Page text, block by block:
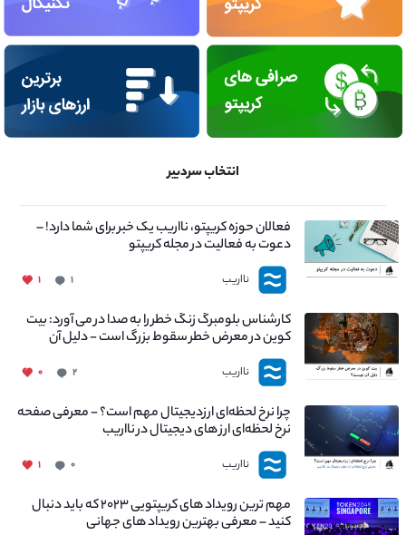
انتخاب سردبیر
فعالان حوزه کریپتو، نااریب یک خبر برای شما دارد! –
دعوت به فعالیت در مجله کریپتو
نااریب ۱ ۱
کارشناس بلومبرگ زنگ خطر را به صدا در می آورد: بیت
کوین در معرض خطر سقوط بزرگ است - دلیل آن
چیست؟
نااریب ۲ ۰
چرا نرخ لحظه‌ای ارزدیجیتال مهم است؟ - معرفی صفحه
نرخ لحظه‌ای ارز های دیجیتال در نااریب
نااریب ۰ ۱
مهم ترین رویداد های کریپتویی ۲۰۲۳ که باید دنبال
کنید – معرفی بهترین رویداد های جهانی